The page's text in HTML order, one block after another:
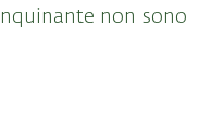
non sono